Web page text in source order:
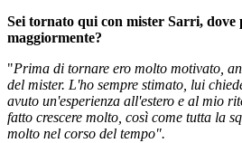
Sei tornato qui con mister Sarri, dove
maggiormente?
"Prima di tornare ero molto motivato,
del mister. L'ho sempre stimato, lui
avuto un'esperienza all'estero e al mio
fatto crescere molto, così come tutta la
molto nel corso del tempo".